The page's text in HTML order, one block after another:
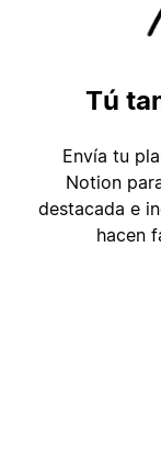
Tú
Envía tu
Notion
destacada e
hacen